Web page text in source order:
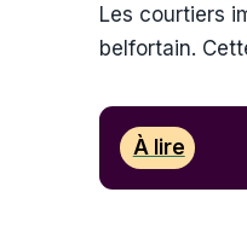
Les courtiers
belfortain.
À lire